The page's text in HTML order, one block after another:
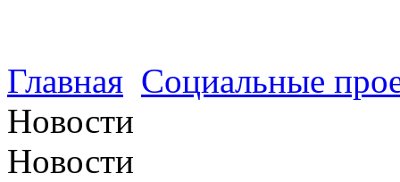
Главная Социальные
Новости
Новости